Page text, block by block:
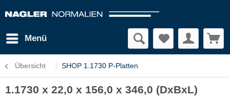
Menü
Übersicht SHOP 1.1730 P-Platten
1.1730 x 22,0 x 156,0 x 346,0 (DxBxL)